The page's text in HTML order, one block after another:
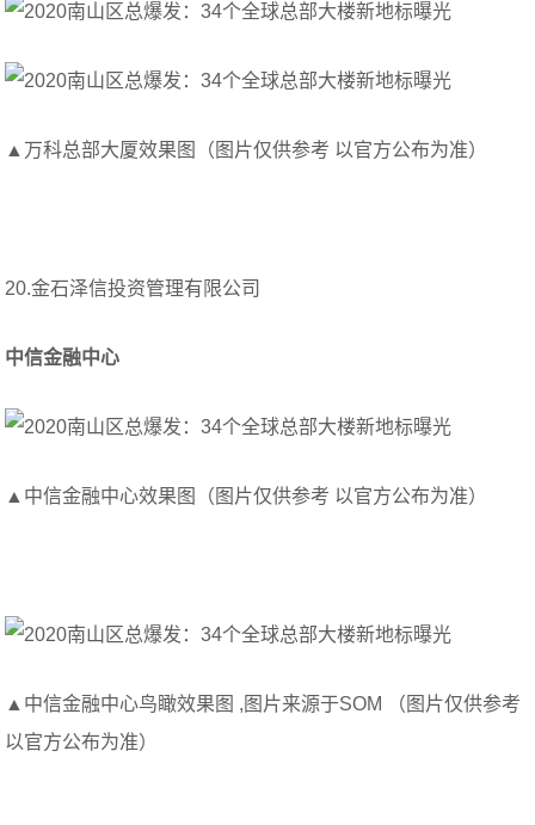
▲万科总部大厦效果图（图片仅供参考 以官方公布为准）
20.金石泽信投资管理有限公司
中信金融中心
▲中信金融中心效果图（图片仅供参考 以官方公布为准）
▲中信金融中心鸟瞰效果图 ,图片来源于SOM （图片仅供参考
以官方公布为准）